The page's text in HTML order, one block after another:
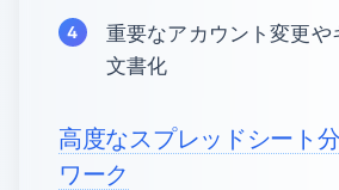
重要なアカウント変更や
文書化
高度なスプレッドシート
ワーク